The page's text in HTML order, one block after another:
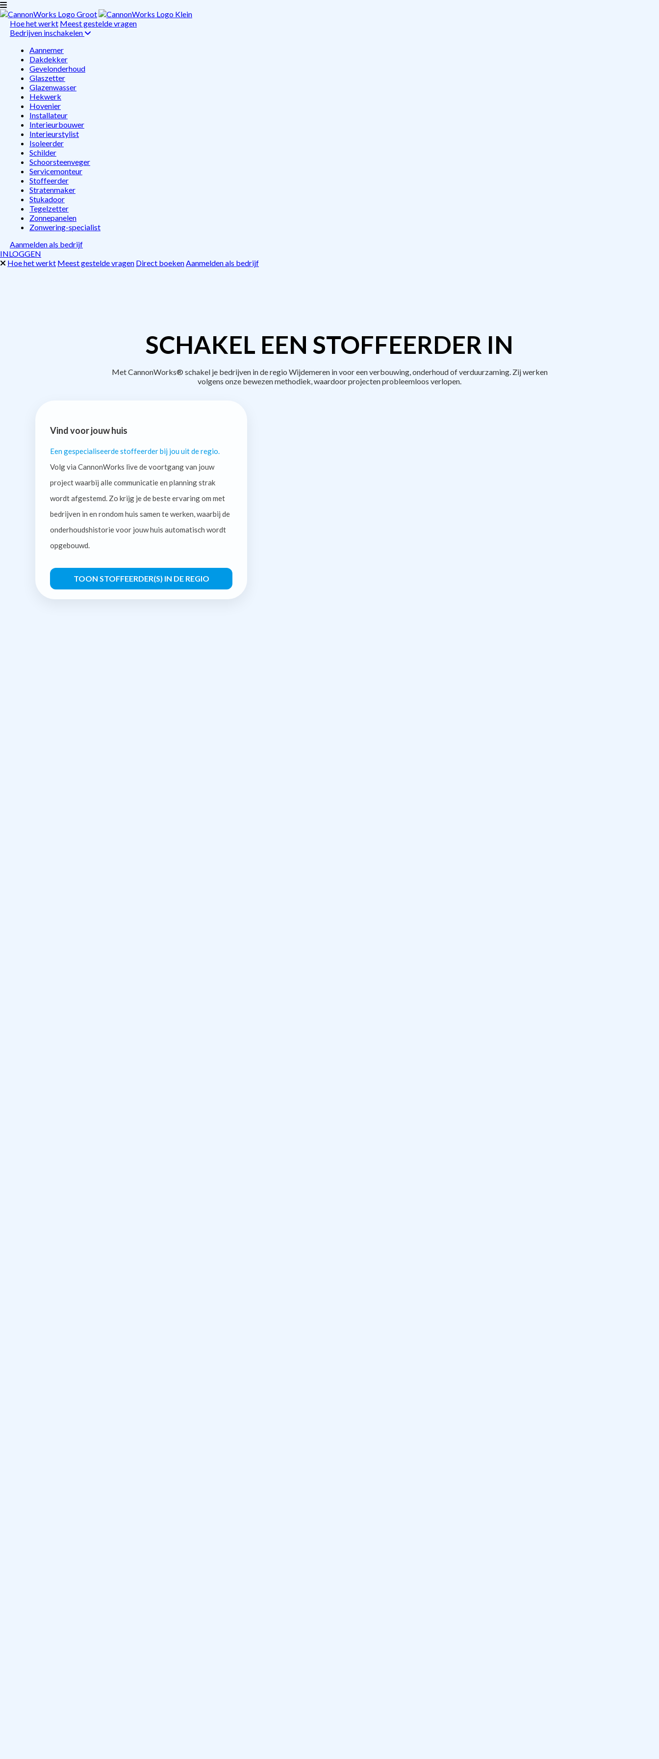
Hoe het werkt Meest gestelde vragen
Bedrijven inschakelen
Aannemer
Dakdekker
Gevelonderhoud
Glaszetter
Glazenwasser
Hekwerk
Hovenier
Installateur
Interieurbouwer
Interieurstylist
Isoleerder
Schilder
Schoorsteenveger
Servicemonteur
Stoffeerder
Stratenmaker
Stukadoor
Tegelzetter
Zonnepanelen
Zonwering-specialist
Aanmelden als bedrijf
INLOGGEN
Hoe het werkt Meest gestelde vragen Direct boekenAanmelden als bedrijf
SCHAKEL EEN STOFFEERDER IN
Met CannonWorks® schakel je bedrijven in de regio Wijdemeren in voor een verbouwing, onderhoud of verduurzaming. Zij werken
volgens onze bewezen methodiek, waardoor projecten probleemloos verlopen.
Vind voor jouw huis
Een gespecialiseerde stoffeerder bij jou uit de regio.
Volg via CannonWorks live de voortgang van jouw
project waarbij alle communicatie en planning strak
wordt afgestemd. Zo krijg je de beste ervaring om met
bedrijven in en rondom huis samen te werken, waarbij de
onderhoudshistorie voor jouw huis automatisch wordt
opgebouwd.
TOON STOFFEERDER(S) IN DE REGIO